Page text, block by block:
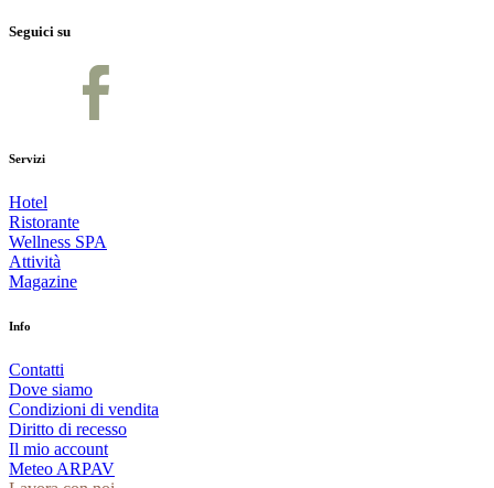
Seguici su
Servizi
Hotel
Ristorante
Wellness SPA
Attività
Magazine
Info
Contatti
Dove siamo
Condizioni di vendita
Diritto di recesso
Il mio account
Meteo ARPAV